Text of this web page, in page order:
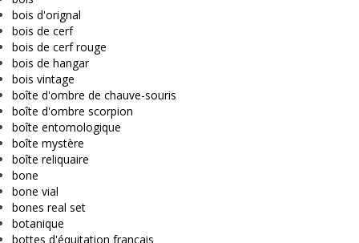
bois d'orignal
bois de cerf
bois de cerf rouge
bois de hangar
bois vintage
boîte d'ombre de chauve-souris
boîte d'ombre scorpion
boîte entomologique
boîte mystère
boîte reliquaire
bone
bone vial
bones real set
botanique
bottes d'équitation français